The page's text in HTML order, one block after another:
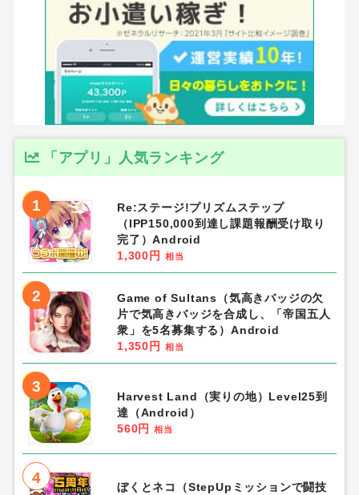
「アプリ」人気ランキング
1
Re:ステージ!プリズムステップ
（IPP150,000到達し課題報酬受け取り
完了）Android
1,300円
相当
2
Game of Sultans（気高きバッジの欠
片で気高きバッジを合成し、「帝国五人
衆」を5名募集する）Android
1,350円
相当
3
Harvest Land（実りの地）Level25到
達（Android）
560円
相当
4
ぼくとネコ（StepUpミッションで闘技